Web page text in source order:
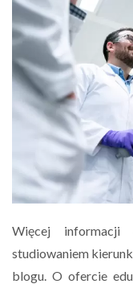
Więcej informacji
studiowaniem
blogu. O ofercie